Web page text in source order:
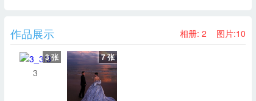
作品展示 相册: 2 图片:10
3
3 张 7 张